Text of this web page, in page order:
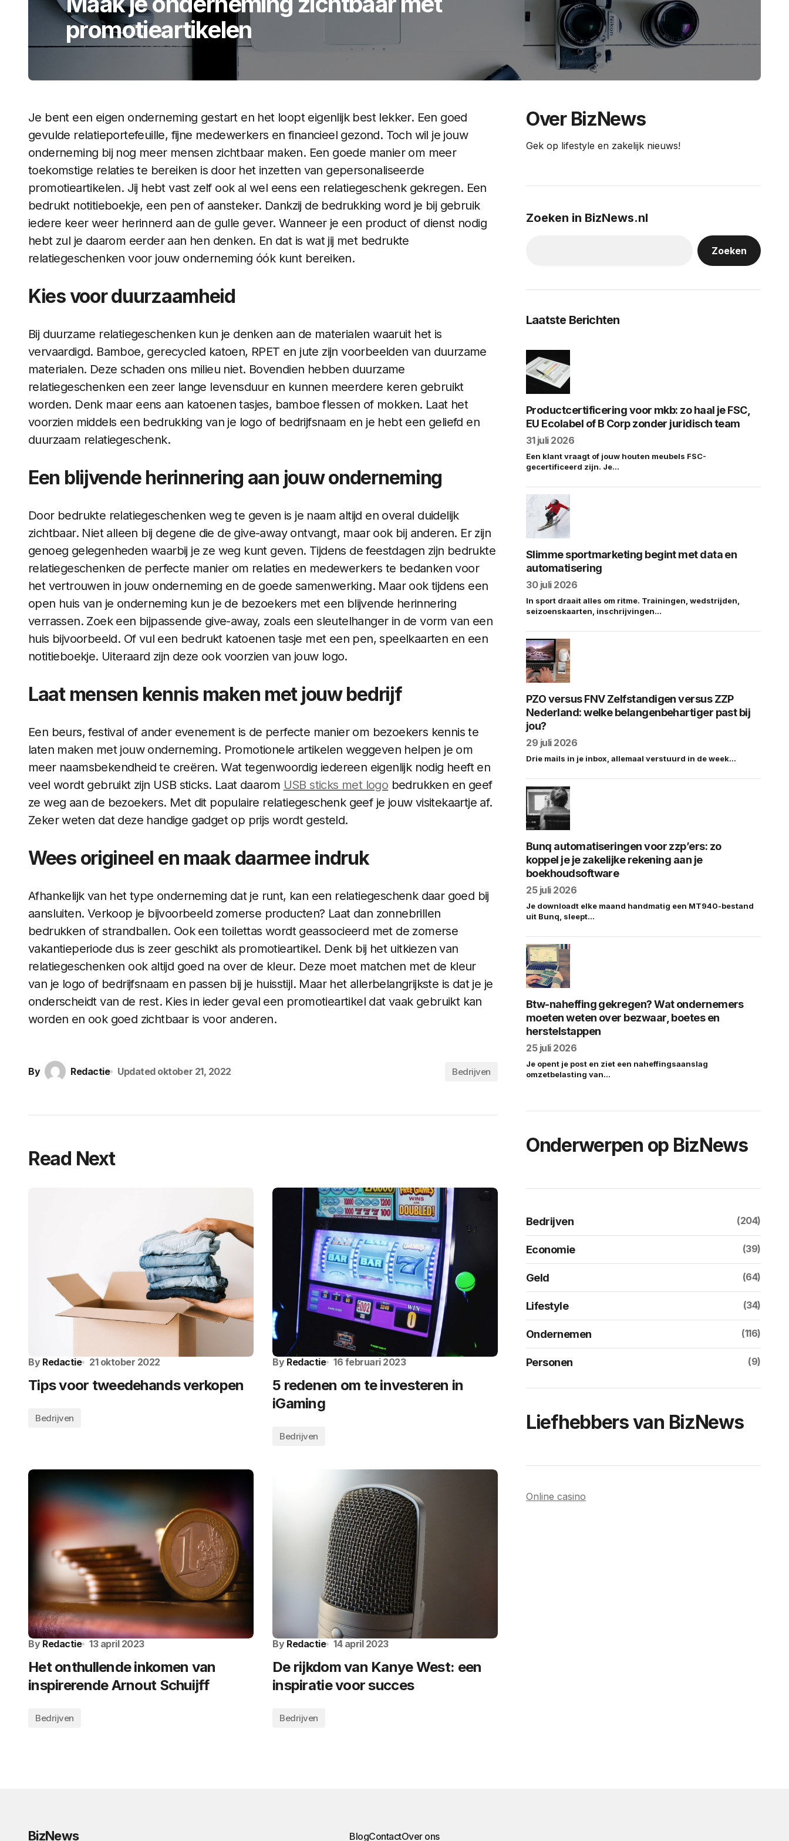
promotieartikelen
Je bent een eigen onderneming gestart en het loopt eigenlijk best lekker. Een goed
gevulde relatieportefeuille, fijne medewerkers en financieel gezond. Toch wil je jouw
onderneming bij nog meer mensen zichtbaar maken. Een goede manier om meer
toekomstige relaties te bereiken is door het inzetten van gepersonaliseerde
promotieartikelen. Jij hebt vast zelf ook al wel eens een relatiegeschenk gekregen. Een
bedrukt notitieboekje, een pen of aansteker. Dankzij de bedrukking word je bij gebruik
iedere keer weer herinnerd aan de gulle gever. Wanneer je een product of dienst nodig
hebt zul je daarom eerder aan hen denken. En dat is wat jij met bedrukte
relatiegeschenken voor jouw onderneming óók kunt bereiken.
Kies voor duurzaamheid
Bij duurzame relatiegeschenken kun je denken aan de materialen waaruit het is
vervaardigd. Bamboe, gerecycled katoen, RPET en jute zijn voorbeelden van duurzame
materialen. Deze schaden ons milieu niet. Bovendien hebben duurzame
relatiegeschenken een zeer lange levensduur en kunnen meerdere keren gebruikt
worden. Denk maar eens aan katoenen tasjes, bamboe flessen of mokken. Laat het
voorzien middels een bedrukking van je logo of bedrijfsnaam en je hebt een geliefd en
duurzaam relatiegeschenk.
Een blijvende herinnering aan jouw onderneming
Door bedrukte relatiegeschenken weg te geven is je naam altijd en overal duidelijk
zichtbaar. Niet alleen bij degene die de give-away ontvangt, maar ook bij anderen. Er zijn
genoeg gelegenheden waarbij je ze weg kunt geven. Tijdens de feestdagen zijn bedrukte
relatiegeschenken de perfecte manier om relaties en medewerkers te bedanken voor
het vertrouwen in jouw onderneming en de goede samenwerking. Maar ook tijdens een
open huis van je onderneming kun je de bezoekers met een blijvende herinnering
verrassen. Zoek een bijpassende give-away, zoals een sleutelhanger in de vorm van een
huis bijvoorbeeld. Of vul een bedrukt katoenen tasje met een pen, speelkaarten en een
notitieboekje. Uiteraard zijn deze ook voorzien van jouw logo.
Laat mensen kennis maken met jouw bedrijf
Een beurs, festival of ander evenement is de perfecte manier om bezoekers kennis te
laten maken met jouw onderneming. Promotionele artikelen weggeven helpen je om
meer naamsbekendheid te creëren. Wat tegenwoordig iedereen eigenlijk nodig heeft en
veel wordt gebruikt zijn USB sticks. Laat daarom USB sticks met logo bedrukken en geef
ze weg aan de bezoekers. Met dit populaire relatiegeschenk geef je jouw visitekaartje af.
Zeker weten dat deze handige gadget op prijs wordt gesteld.
Wees origineel en maak daarmee indruk
Afhankelijk van het type onderneming dat je runt, kan een relatiegeschenk daar goed bij
aansluiten. Verkoop je bijvoorbeeld zomerse producten? Laat dan zonnebrillen
bedrukken of strandballen. Ook een toilettas wordt geassocieerd met de zomerse
vakantieperiode dus is zeer geschikt als promotieartikel. Denk bij het uitkiezen van
relatiegeschenken ook altijd goed na over de kleur. Deze moet matchen met de kleur
van je logo of bedrijfsnaam en passen bij je huisstijl. Maar het allerbelangrijkste is dat je je
onderscheidt van de rest. Kies in ieder geval een promotieartikel dat vaak gebruikt kan
worden en ook goed zichtbaar is voor anderen.
By Redactie Updated oktober 21, 2022 Bedrijven
Read Next
By Redactie 21 oktober 2022
Tips voor tweedehands verkopen
Bedrijven
By Redactie 16 februari 2023
5 redenen om te investeren in
iGaming
Bedrijven
By Redactie 13 april 2023
Het onthullende inkomen van
inspirerende Arnout Schuijff
Bedrijven
By Redactie 14 april 2023
De rijkdom van Kanye West: een
inspiratie voor succes
Bedrijven
Over BizNews
Gek op lifestyle en zakelijk nieuws!
Zoeken in BizNews.nl
Zoeken
Laatste Berichten
Productcertificering voor mkb: zo haal je FSC,
EU Ecolabel of B Corp zonder juridisch team
31 juli 2026
Een klant vraagt of jouw houten meubels FSC-
gecertificeerd zijn. Je…
Slimme sportmarketing begint met data en
automatisering
30 juli 2026
In sport draait alles om ritme. Trainingen, wedstrijden,
seizoenskaarten, inschrijvingen…
PZO versus FNV Zelfstandigen versus ZZP
Nederland: welke belangenbehartiger past bij
jou?
29 juli 2026
Drie mails in je inbox, allemaal verstuurd in de week…
Bunq automatiseringen voor zzp’ers: zo
koppel je je zakelijke rekening aan je
boekhoudsoftware
25 juli 2026
Je downloadt elke maand handmatig een MT940-bestand
uit Bunq, sleept…
Btw-naheffing gekregen? Wat ondernemers
moeten weten over bezwaar, boetes en
herstelstappen
25 juli 2026
Je opent je post en ziet een naheffingsaanslag
omzetbelasting van…
Onderwerpen op BizNews
Bedrijven (204)
Economie (39)
Geld (64)
Lifestyle (34)
Ondernemen (116)
Personen (9)
Liefhebbers van BizNews
Online casino
BizNews BlogContactOver ons